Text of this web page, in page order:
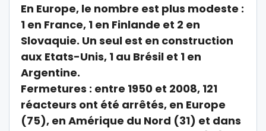
En Europe, le nombre est plus modeste :
1 en France, 1 en Finlande et 2 en
Slovaquie. Un seul est en construction
aux Etats-Unis, 1 au Brésil et 1 en
Argentine.
Fermetures : entre 1950 et 2008, 121
réacteurs ont été arrêtés, en Europe
(75), en Amérique du Nord (31) et dans